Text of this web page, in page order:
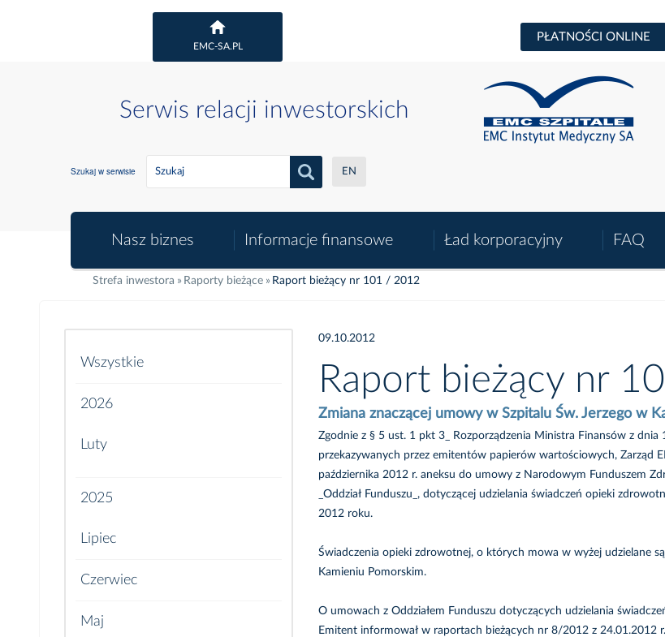
EMC-SA.PL
PŁATNOŚCI ONLINE
Serwis relacji inwestorskich
Szukaj w serwisie EN
Nasz biznes Informacje finansowe Ład korporacyjny FAQ
Strefa inwestora Raporty bieżące Raport bieżący nr 101 / 2012
Wszystkie
2026
Luty
2025
Lipiec
Czerwiec
Maj
09.10.2012
Raport bieżący nr
Zmiana znaczącej umowy w Szpitalu Św. Jerzego w
Zgodnie z § 5 ust. 1 pkt 3_ Rozporządzenia Ministra Finansów z
przekazywanych przez emitentów papierów wartościowych,
października 2012 r. aneksu do umowy z Narodowym Funduszem
_Oddział Funduszu_, dotyczącej udzielania świadczeń opieki
2012 roku.
Świadczenia opieki zdrowotnej, o których mowa w wyżej udzielane
Kamieniu Pomorskim.
O umowach z Oddziałem Funduszu dotyczących udzielania
Emitent informował w raportach bieżących nr 8/2012 z